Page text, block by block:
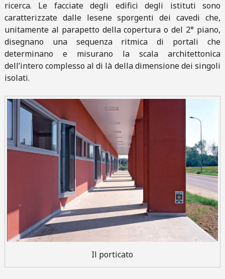
ricerca. Le facciate degli edifici degli istituti sono
caratterizzate dalle lesene sporgenti dei cavedi che,
unitamente al parapetto della copertura o del 2° piano,
disegnano una sequenza ritmica di portali che
determinano e misurano la scala architettonica
dell’intero complesso al di là della dimensione dei singoli
isolati.
Il porticato